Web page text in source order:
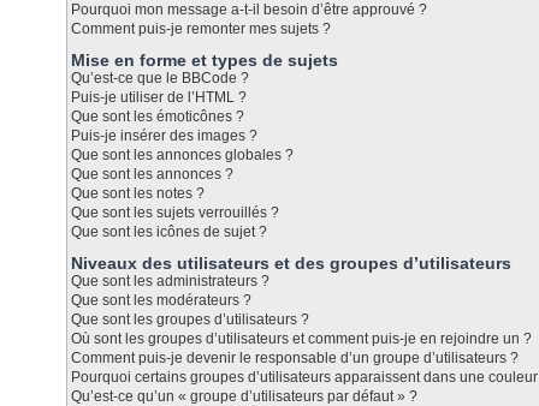
Pourquoi mon message a-t-il besoin d’être approuvé ?
Comment puis-je remonter mes sujets ?
Mise en forme et types de sujets
Qu’est-ce que le BBCode ?
Puis-je utiliser de l’HTML ?
Que sont les émoticônes ?
Puis-je insérer des images ?
Que sont les annonces globales ?
Que sont les annonces ?
Que sont les notes ?
Que sont les sujets verrouillés ?
Que sont les icônes de sujet ?
Niveaux des utilisateurs et des groupes d’utilisateurs
Que sont les administrateurs ?
Que sont les modérateurs ?
Que sont les groupes d’utilisateurs ?
Où sont les groupes d’utilisateurs et comment puis-je en rejoindre un ?
Comment puis-je devenir le responsable d’un groupe d’utilisateurs ?
Pourquoi certains groupes d’utilisateurs apparaissent dans une
Qu’est-ce qu’un « groupe d’utilisateurs par défaut » ?